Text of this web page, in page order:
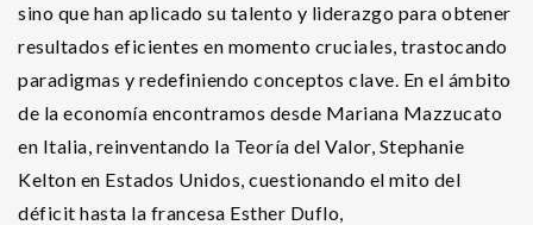
sino que han aplicado su talento y liderazgo para obtener
resultados eficientes en momento cruciales, trastocando
paradigmas y redefiniendo conceptos clave. En el ámbito
de la economía encontramos desde Mariana Mazzucato
en Italia, reinventando la Teoría del Valor, Stephanie
Kelton en Estados Unidos, cuestionando el mito del
déficit hasta la francesa Esther Duflo,